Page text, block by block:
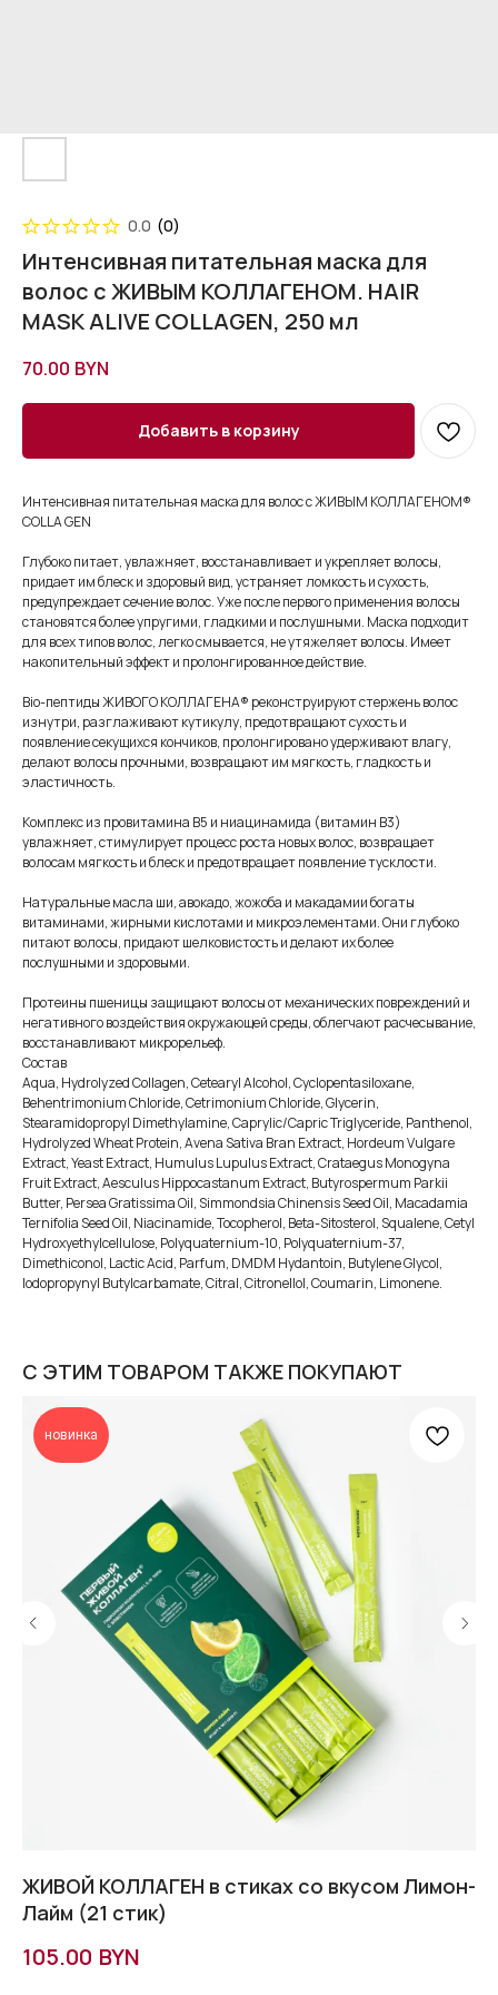
0.0 (0)
Интенсивная питательная маска для
волос с ЖИВЫМ КОЛЛАГЕНОМ. HAIR
MASK ALIVE COLLAGEN, 250 мл
70.00 BYN
Добавить в корзину
Интенсивная питательная маска для волос с ЖИВЫМ КОЛЛАГЕНОМ®
СOLLA GEN
Глубоко питает, увлажняет, восстанавливает и укрепляет волосы,
придает им блеск и здоровый вид, устраняет ломкость и сухость,
предупреждает сечение волос. Уже после первого применения волосы
становятся более упругими, гладкими и послушными. Маска подходит
для всех типов волос, легко смывается, не утяжеляет волосы. Имеет
накопительный эффект и пролонгированное действие.
Bio-пептиды ЖИВОГО КОЛЛАГЕНА® реконструируют стержень волос
изнутри, разглаживают кутикулу, предотвращают сухость и
появление секущихся кончиков, пролонгировано удерживают влагу,
делают волосы прочными, возвращают им мягкость, гладкость и
эластичность.
Комплекс из провитамина В5 и ниацинамида (витамин B3)
увлажняет, стимулирует процесс роста новых волос, возвращает
волосам мягкость и блеск и предотвращает появление тусклости.
Натуральные масла ши, авокадо, жожоба и макадамии богаты
витаминами, жирными кислотами и микроэлементами. Они глубоко
питают волосы, придают шелковистость и делают их более
послушными и здоровыми.
Протеины пшеницы защищают волосы от механических повреждений и
негативного воздействия окружающей среды, облегчают расчесывание,
восстанавливают микрорельеф.
Состав
Aqua, Hydrolyzed Collagen, Cetearyl Alcohol, Cyclopentasiloxane,
Behentrimonium Сhloride, Cetrimonium Chloride, Glycerin,
Stearamidopropyl Dimethylamine, Caprylic/Capric Triglyceride, Panthenol,
Hydrolyzed Wheat Protein, Avena Sativa Bran Extract, Hordeum Vulgare
Extract, Yeast Extract, Humulus Lupulus Extract, Crataegus Monogyna
Fruit Extract, Aesculus Hippocastanum Extract, Butyrospermum Parkii
Butter, Persea Gratissima Oil, Simmondsia Chinensis Seed Oil, Macadamia
Ternifolia Seed Oil, Niacinamide, Tocopherol, Beta-Sitosterol, Squalene, Cetyl
Hydroxyethylcellulose, Polyquaternium-10, Polyquaternium-37,
Dimethiconol, Lactic Acid, Parfum, DMDM Hydantoin, Butylene Glycol,
Iodopropynyl Butylcarbamate, Citral, Citronellol, Coumarin, Limonene.
С ЭТИМ ТОВАРОМ ТАКЖЕ ПОКУПАЮТ
новинка
ЖИВОЙ КОЛЛАГЕН в стиках со вкусом Лимон-
Лайм (21 стик)
105.00 BYN